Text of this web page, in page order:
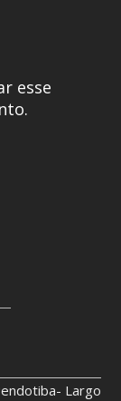
esse
Largo